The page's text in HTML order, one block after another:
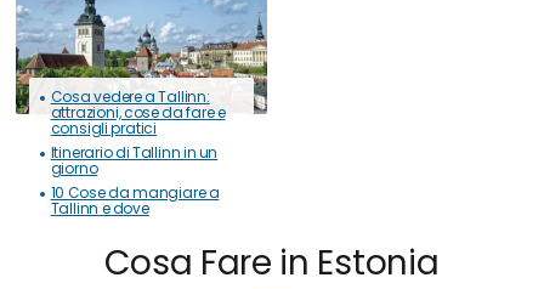
Cosa vedere a Tallinn:
attrazioni, cose da fare e
consigli pratici
Itinerario di Tallinn in un
giorno
10 Cose da mangiare a
Tallinn e dove
Cosa Fare in Estonia